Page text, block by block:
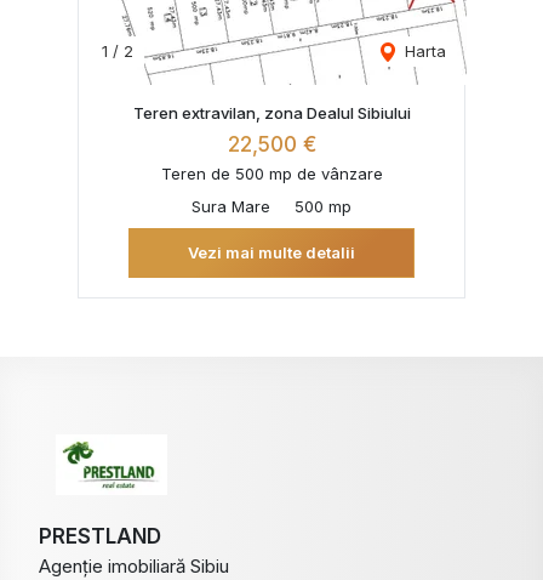
1 / 2 Harta
Teren extravilan, zona Dealul Sibiului
22,500 €
Teren de 500 mp de vânzare
Sura Mare
500 mp
Vezi mai multe detalii
PRESTLAND
Agenție imobiliară Sibiu